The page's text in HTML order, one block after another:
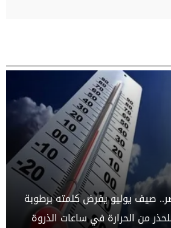
صيف يوليو يفرض كلمته برطوبة
من الحرارة في ساعات الذروة